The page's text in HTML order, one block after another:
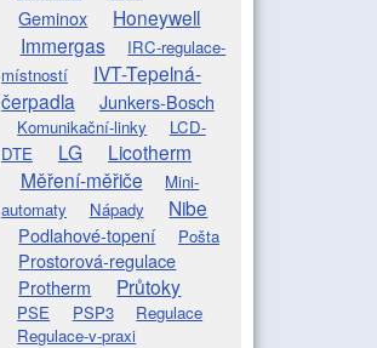
Geminox
Honeywell
Immergas
IRC-regulace-
místností
IVT-Tepelná-
čerpadla
Junkers-Bosch
Komunikační-linky
LCD-
DTE
LG
Licotherm
Měření-měřiče
Mini-
automaty
Nápady Nibe
Podlahové-topení Pošta
Prostorová-regulace
Protherm
Průtoky
PSE PSP3
Regulace
Regulace-v-praxi